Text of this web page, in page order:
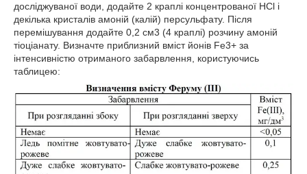
досліджуваної води, додайте 2 краплі концентрованої НCl і
декілька кристалів амоній (калій) персульфату. Після
перемішування додайте 0,2 см3 (4 краплі) розчину амоній
тіоціанату. Визначте приблизний вміст йонів Fe3+ за
інтенсивністю отриманого забарвлення, користуючись
таблицею: